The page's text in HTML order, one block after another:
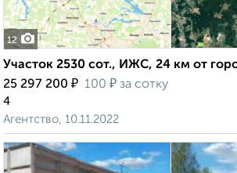
12
Участок 2530 сот., ИЖС, 24 км от
25 297 200 ₽ 100 ₽ за сотку
4
Агентство, 10.11.2022